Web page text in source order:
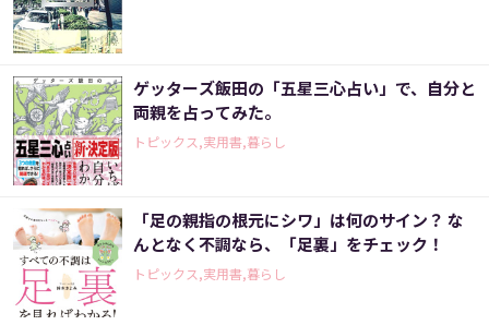
ゲッターズ飯田の「五星三心占い」で、自分と
両親を占ってみた。
トピックス,実用書,暮らし
「足の親指の根元にシワ」は何のサイン？ な
んとなく不調なら、「足裏」をチェック！
トピックス,実用書,暮らし